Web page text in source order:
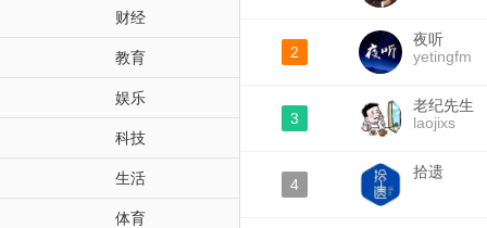
财经
教育
娱乐
科技
生活
体育
2
夜听
yetingfm
3
老纪先生
laojixs
4
拾遗